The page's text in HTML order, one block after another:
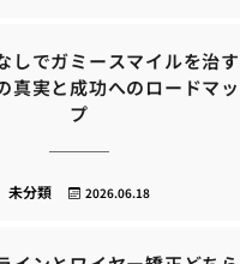
しでガミースマイルを治す
真実と成功へのロードマッ
プ
2026.06.18
未分類